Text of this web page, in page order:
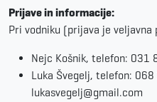
Prijave in informacije:
Pri vodniku (prijava je veljavna
Nejc Košnik, telefon: 031
Luka Švegelj, telefon:
lukasvegelj@gmail.com